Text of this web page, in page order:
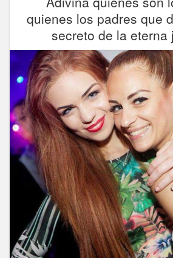
quienes los padres que
secreto de la eterna